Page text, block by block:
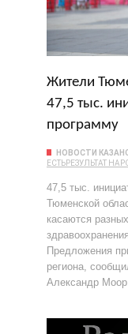
Жители
47,5 тыс.
программу
НОВОСТИ
ЕСТЬРЕЗУЛЬТАТ
47,5 тыс.
Тюменской
касаются
Предложения
региона,
Александр